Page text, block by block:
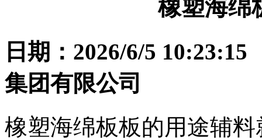
橡塑海绵
日期：2026/6/5
集团有限公司
橡塑海绵板板的用途辅